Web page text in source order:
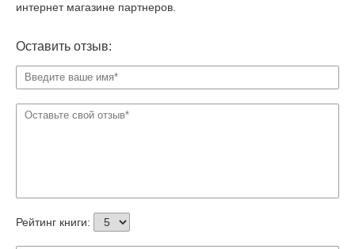
интернет магазине партнеров.
Оставить отзыв:
Рейтинг книги: